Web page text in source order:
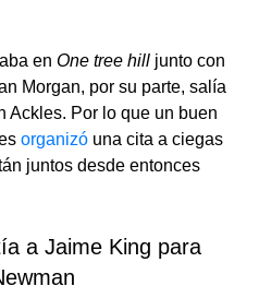
en One tree hill junto con
Morgan, por su parte, salía
Ackles. Por lo que un buen
organizó una cita a ciegas
juntos desde entonces
a Jaime King para